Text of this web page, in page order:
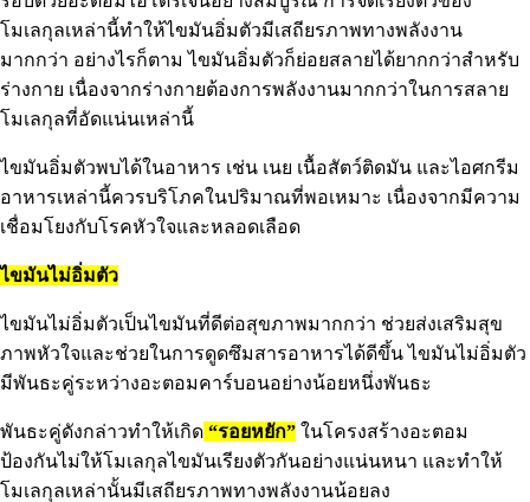
โมเลกุลเหล่านี้ทำให้ไขมันอิ่มตัวมีเสถียรภาพทางพลังงาน
มากกว่า อย่างไรก็ตาม ไขมันอิ่มตัวก็ย่อยสลายได้ยากกว่าสำหรับ
ร่างกาย เนื่องจากร่างกายต้องการพลังงานมากกว่าในการสลาย
โมเลกุลที่อัดแน่นเหล่านี้
ไขมันอิ่มตัวพบได้ในอาหาร เช่น เนย เนื้อสัตว์ติดมัน และไอศกรีม
อาหารเหล่านี้ควรบริโภคในปริมาณที่พอเหมาะ เนื่องจากมีความ
เชื่อมโยงกับโรคหัวใจและหลอดเลือด
ไขมันไม่อิ่มตัว
ไขมันไม่อิ่มตัวเป็นไขมันที่ดีต่อสุขภาพมากกว่า ช่วยส่งเสริมสุข
ภาพหัวใจและช่วยในการดูดซึมสารอาหารได้ดีขึ้น ไขมันไม่อิ่มตัว
มีพันธะคู่ระหว่างอะตอมคาร์บอนอย่างน้อยหนึ่งพันธะ
พันธะคู่ดังกล่าวทำให้เกิด “รอยหยัก” ในโครงสร้างอะตอม
ป้องกันไม่ให้โมเลกุลไขมันเรียงตัวกันอย่างแน่นหนา และทำให้
โมเลกุลเหล่านั้นมีเสถียรภาพทางพลังงานน้อยลง